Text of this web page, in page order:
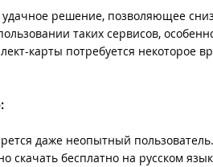
решение, позволяющее
таких сервисов,
карты потребуется некоторое
даже неопытный
бесплатно на русском